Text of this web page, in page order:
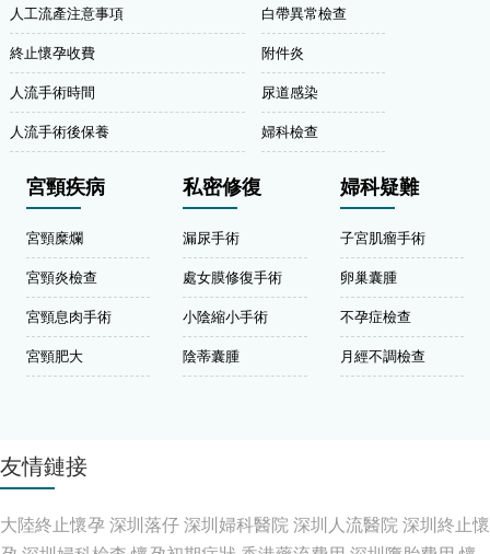
人工流產注意事項
終止懷孕收費
人流手術時間
人流手術後保養
白帶異常檢查
附件炎
尿道感染
婦科檢查
宮頸疾病
宮頸糜爛
宮頸炎檢查
宮頸息肉手術
宮頸肥大
私密修復
漏尿手術
處女膜修復手術
小陰縮小手術
陰蒂囊腫
婦科疑難
子宮肌瘤手術
卵巢囊腫
不孕症檢查
月經不調檢查
友情鏈接
大陸終止懷孕 深圳落仔深圳婦科醫院深圳人流醫院深圳終止懷